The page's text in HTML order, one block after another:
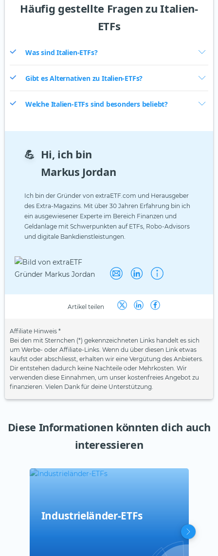
Häufig gestellte Fragen zu Italien-
ETFs
Was sind Italien-ETFs?
Gibt es Alternativen zu Italien-ETFs?
Welche Italien-ETFs sind besonders beliebt?
💪 Hi, ich bin
Markus Jordan
Ich bin der Gründer von extraETF.com und Herausgeber
des Extra-Magazins. Mit über 30 Jahren Erfahrung bin ich
ein ausgewiesener Experte im Bereich Finanzen und
Geldanlage mit Schwerpunkten auf ETFs, Robo-Advisors
und digitale Bankdienstleistungen.
Artikel teilen
Affiliate Hinweis *
Bei den mit Sternchen (*) gekennzeichneten Links handelt es sich
um Werbe- oder Affiliate-Links. Wenn du über diesen Link etwas
kaufst oder abschliesst, erhalten wir eine Vergütung des Anbieters.
Dir entstehen dadurch keine Nachteile oder Mehrkosten. Wir
verwenden diese Einnahmen, um unser kostenfreies Angebot zu
finanzieren. Vielen Dank für deine Unterstützung.
Diese Informationen könnten dich auch
interessieren
Industrieländer-ETFs